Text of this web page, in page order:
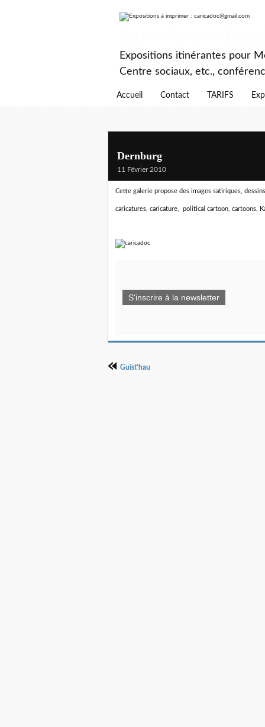
Expositions itinérantes pour
Centre sociaux, etc.,
Accueil Contact TARIFS
Dernburg
11 Février 2010
Cette galerie propose des images satiriques,
caricatures, caricature, political cartoon, cartoons,
S'inscrire à la newsletter
Guist'hau